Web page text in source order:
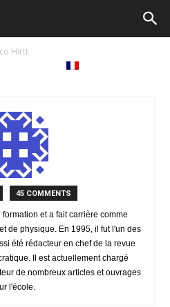
Hirtt
45 COMMENTS
et a fait carrière comme
de physique. En 1995, il fut l'un des
été rédacteur en chef de la revue
Il est actuellement chargé
de nombreux articles et ouvrages
l'école.